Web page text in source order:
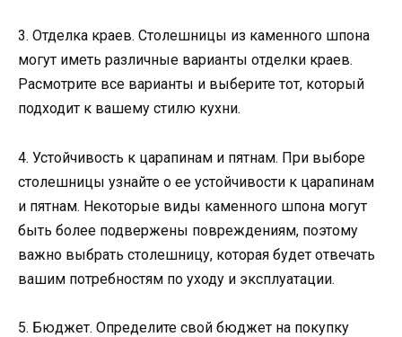
3. Отделка краев. Столешницы из каменного шпона
могут иметь различные варианты отделки краев.
Расмотрите все варианты и выберите тот, который
подходит к вашему стилю кухни.
4. Устойчивость к царапинам и пятнам. При выборе
столешницы узнайте о ее устойчивости к царапинам
и пятнам. Некоторые виды каменного шпона могут
быть более подвержены повреждениям, поэтому
важно выбрать столешницу, которая будет отвечать
вашим потребностям по уходу и эксплуатации.
5. Бюджет. Определите свой бюджет на покупку